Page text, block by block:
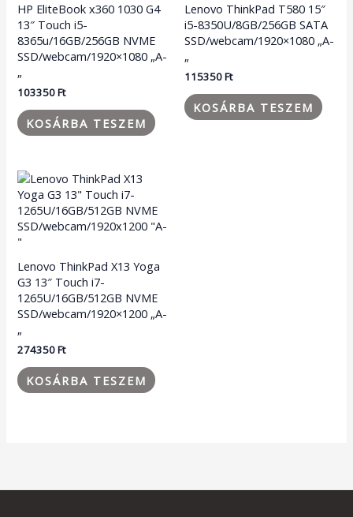
HP EliteBook x360 1030 G4
13″ Touch i5-
8365u/16GB/256GB NVME
SSD/webcam/1920×1080 „A-
„
103350Ft
KOSÁRBA TESZEM
Lenovo ThinkPad T580 15″
i5-8350U/8GB/256GB SATA
SSD/webcam/1920×1080 „A-
„
115350Ft
KOSÁRBA TESZEM
Lenovo ThinkPad X13 Yoga
G3 13″ Touch i7-
1265U/16GB/512GB NVME
SSD/webcam/1920×1200 „A-
„
274350Ft
KOSÁRBA TESZEM